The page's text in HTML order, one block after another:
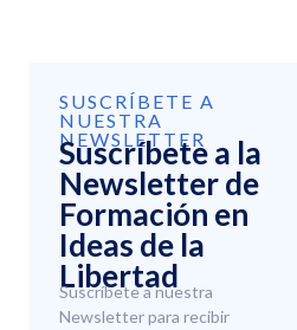
SUSCRÍBETE A
NUESTRA
NEWSLETTER
Suscríbete a la
Newsletter de
Formación en
Ideas de la
Libertad
Suscríbete a nuestra
Newsletter para recibir